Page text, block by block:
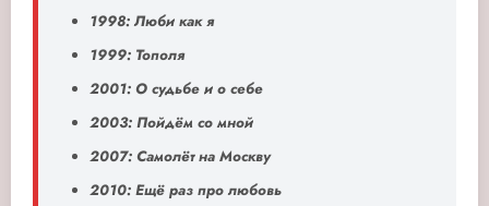
1998: Люби как я
1999: Тополя
2001: О судьбе и о себе
2003: Пойдём со мной
2007: Самолёт на Москву
2010: Ещё раз про любовь